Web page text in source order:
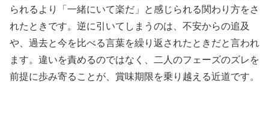
られるより「一緒にいて楽だ」と感じられる関わり方をさ
れたときです。逆に引いてしまうのは、不安からの追及
や、過去と今を比べる言葉を繰り返されたときだと言われ
ます。違いを責めるのではなく、二人のフェーズのズレを
前提に歩み寄ることが、賞味期限を乗り越える近道です。